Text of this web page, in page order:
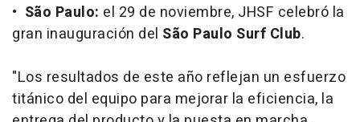
• São Paulo: el 29 de noviembre, JHSF celebró la
gran inauguración del São Paulo Surf Club.
"Los resultados de este año reflejan un esfuerzo
titánico del equipo para mejorar la eficiencia, la